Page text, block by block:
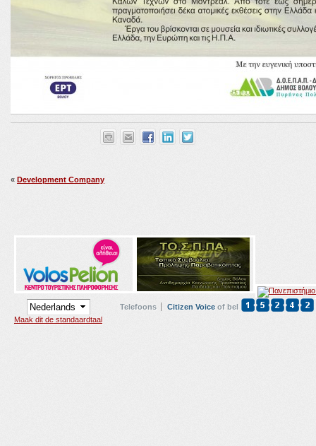
« Development Company
Maak dit de standaardtaal
Telefoons Citizen Voice of bel